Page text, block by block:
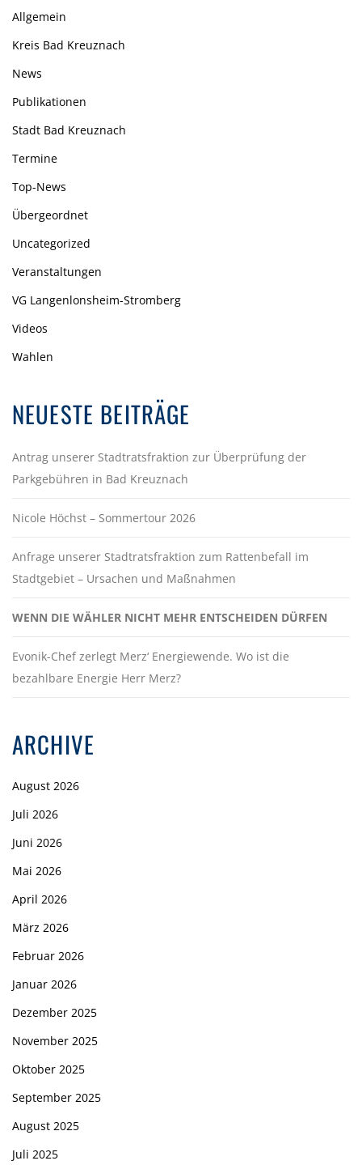
Allgemein
Kreis Bad Kreuznach
News
Publikationen
Stadt Bad Kreuznach
Termine
Top-News
Übergeordnet
Uncategorized
Veranstaltungen
VG Langenlonsheim-Stromberg
Videos
Wahlen
NEUESTE BEITRÄGE
Antrag unserer Stadtratsfraktion zur Überprüfung der
Parkgebühren in Bad Kreuznach
Nicole Höchst – Sommertour 2026
Anfrage unserer Stadtratsfraktion zum Rattenbefall im
Stadtgebiet – Ursachen und Maßnahmen
WENN DIE WÄHLER NICHT MEHR ENTSCHEIDEN DÜRFEN
Evonik-Chef zerlegt Merz‘ Energiewende. Wo ist die
bezahlbare Energie Herr Merz?
ARCHIVE
August 2026
Juli 2026
Juni 2026
Mai 2026
April 2026
März 2026
Februar 2026
Januar 2026
Dezember 2025
November 2025
Oktober 2025
September 2025
August 2025
Juli 2025